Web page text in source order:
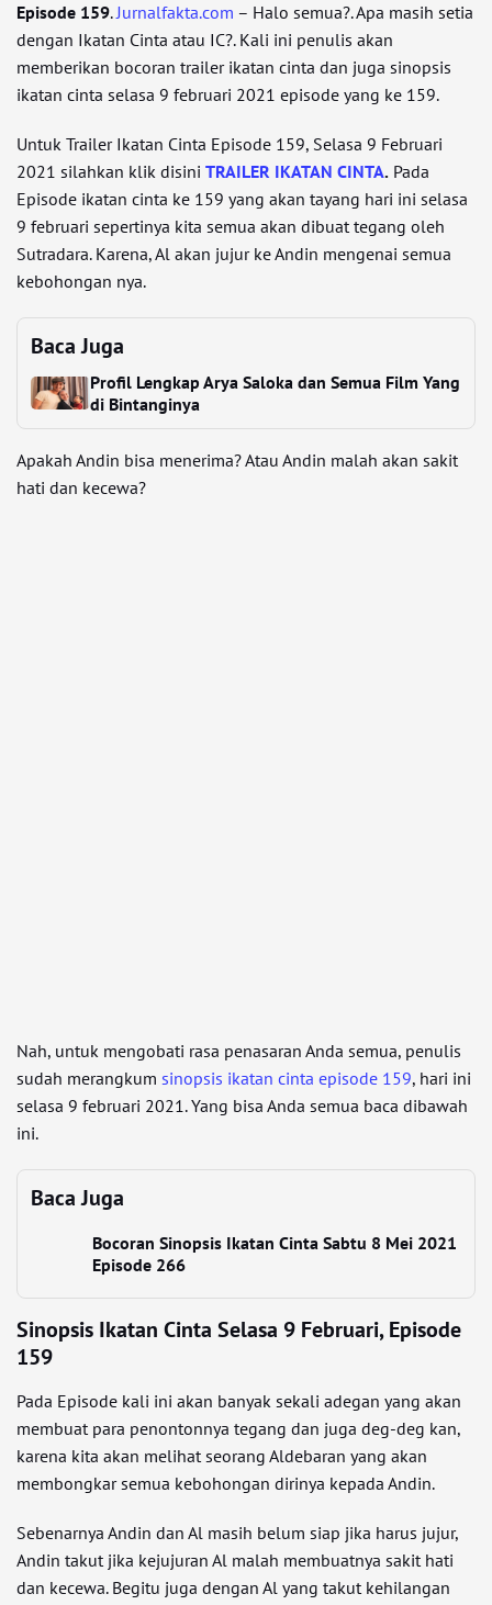
Episode 159.Jurnalfakta.com – Halo semua?. Apa masih setia
dengan Ikatan Cinta atau IC?. Kali ini penulis akan
memberikan bocoran trailer ikatan cinta dan juga sinopsis
ikatan cinta selasa 9 februari 2021 episode yang ke 159.
Untuk Trailer Ikatan Cinta Episode 159, Selasa 9 Februari
2021 silahkan klik disini TRAILER IKATAN CINTA. Pada
Episode ikatan cinta ke 159 yang akan tayang hari ini selasa
9 februari sepertinya kita semua akan dibuat tegang oleh
Sutradara. Karena, Al akan jujur ke Andin mengenai semua
kebohongan nya.
Baca Juga
Profil Lengkap Arya Saloka dan Semua Film Yang
di Bintanginya
Apakah Andin bisa menerima? Atau Andin malah akan sakit
hati dan kecewa?
Nah, untuk mengobati rasa penasaran Anda semua, penulis
sudah merangkum sinopsis ikatan cinta episode 159, hari ini
selasa 9 februari 2021. Yang bisa Anda semua baca dibawah
ini.
Baca Juga
Bocoran Sinopsis Ikatan Cinta Sabtu 8 Mei 2021
Episode 266
Sinopsis Ikatan Cinta Selasa 9 Februari, Episode
159
Pada Episode kali ini akan banyak sekali adegan yang akan
membuat para penontonnya tegang dan juga deg-deg kan,
karena kita akan melihat seorang Aldebaran yang akan
membongkar semua kebohongan dirinya kepada Andin.
Sebenarnya Andin dan Al masih belum siap jika harus jujur,
Andin takut jika kejujuran Al malah membuatnya sakit hati
dan kecewa. Begitu juga dengan Al yang takut kehilangan